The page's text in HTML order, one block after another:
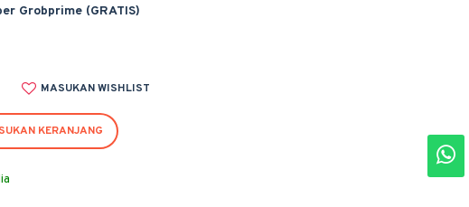
Grobprime (GRATIS)
MASUKAN WISHLIST
KERANJANG